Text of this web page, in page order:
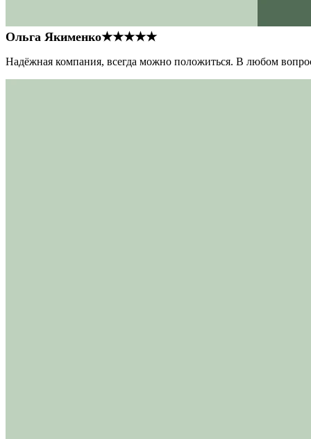
Ольга Якименко★★★★★
Надёжная компания, всегда можно положиться. В любом